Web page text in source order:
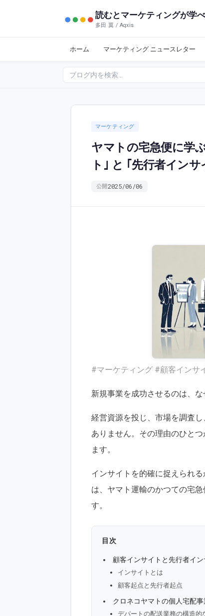
読むとマーケティングが学
多田 翼 / Aqxis
ホーム マーケティング ニュースレター
マーケティング
ヤマトの宅急便に学
ト｣ と ｢先行者イン
公開2025/06/06
#マーケティング #顧客インサ
新規事業を成功させるのは、
経営資源を投じ、市場を調査
ありません。その理由のひと
ます。
インサイトを的確に捉えられ
は、ヤマト運輸のかつての宅
す。
目次
顧客インサイトと先行者イン
インサイトとは
顧客起点と先行者起点
クロネコヤマトの個人宅配事
デパートの配送業務の構造的